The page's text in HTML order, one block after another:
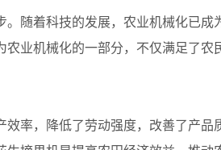
着科技的发展，农业机械化已成
业机械化的一部分，不仅满足了农
率，降低了劳动强度，改善了产品